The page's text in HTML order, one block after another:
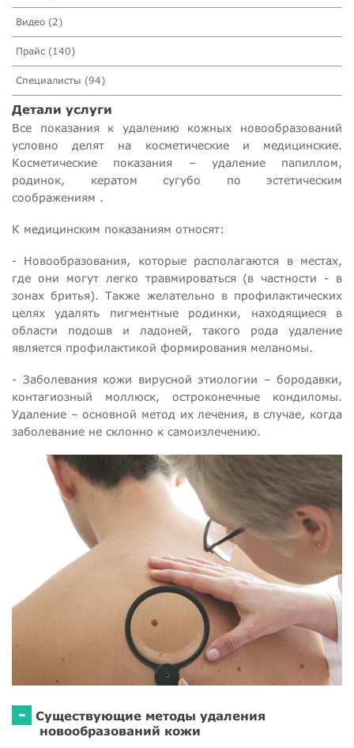
Видео (2)
Прайс (140)
Специалисты (94)
Детали услуги
Все показания к удалению кожных новообразований
условно делят на косметические и медицинские.
Косметические показания – удаление папиллом,
родинок, кератом сугубо по эстетическим
соображениям .
К медицинским показаниям относят:
- Новообразования, которые располагаются в местах,
где они могут легко травмироваться (в частности - в
зонах бритья). Также желательно в профилактических
целях удалять пигментные родинки, находящиеся в
области подошв и ладоней, такого рода удаление
является профилактикой формирования меланомы.
- Заболевания кожи вирусной этиологии – бородавки,
контагиозный моллюск, остроконечные кондиломы.
Удаление – основной метод их лечения, в случае, когда
заболевание не склонно к самоизлечению.
-
Существующие методы удаления
новообразований кожи